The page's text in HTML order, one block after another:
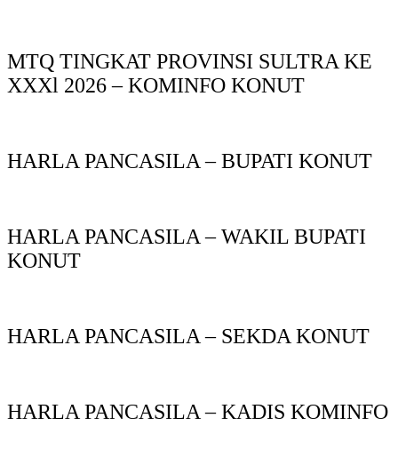
MTQ TINGKAT PROVINSI SULTRA KE
XXXl 2026 – KOMINFO KONUT
HARLA PANCASILA – BUPATI KONUT
HARLA PANCASILA – WAKIL BUPATI
KONUT
HARLA PANCASILA – SEKDA KONUT
HARLA PANCASILA – KADIS KOMINFO